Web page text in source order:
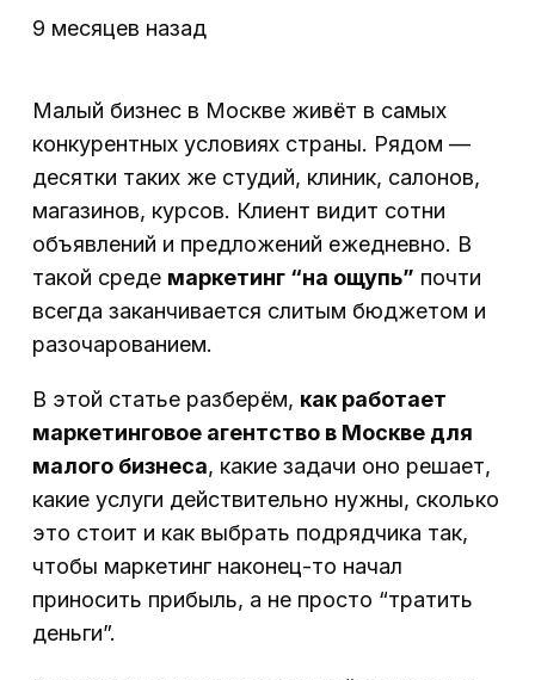
9 месяцев назад
Малый бизнес в Москве живёт в самых
конкурентных условиях страны. Рядом —
десятки таких же студий, клиник, салонов,
магазинов, курсов. Клиент видит сотни
объявлений и предложений ежедневно. В
такой среде маркетинг “на ощупь” почти
всегда заканчивается слитым бюджетом и
разочарованием.
В этой статье разберём, как работает
маркетинговое агентство в Москве для
малого бизнеса, какие задачи оно решает,
какие услуги действительно нужны, сколько
это стоит и как выбрать подрядчика так,
чтобы маркетинг наконец-то начал
приносить прибыль, а не просто “тратить
деньги”.